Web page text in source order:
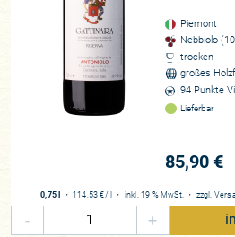
geprägt ist. Der Nebbiolo, der hier
langsam heranreifen muss, braucht
Keller, um volle Harmonie zu
der Feinhefe im großen
wobei ein nachhaltiger Weinbau die
perfektes Traubenmaterial bildet.
alle Rotweine vor der Füllung nur
muss. Mit ihrem filigranen und
federführend für die Renaissance
Galloni, einer der größten Kenner
Piemont
Nebbiolo
trocken
großes
94 Punkte
Lieferbar
85,90 €
0,75 l ・ 114,53 € / l ・ inkl. 19 % MwSt. ・ zzgl.
- +